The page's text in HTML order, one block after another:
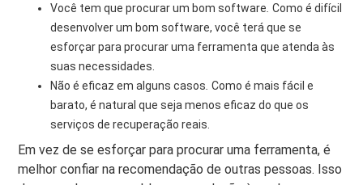
Você tem que procurar um bom software .Como é difícil
desenvolver um bom software, você terá que se
esforçar para procurar uma ferramenta que atenda às
suas necessidades.
Não é eficaz em alguns casos .Como é mais fácil e
barato, é natural que seja menos eficaz do que os
serviços de recuperação reais.
Em vez de se esforçar para procurar uma ferramenta, é
melhor confiar na recomendação de outras pessoas. Isso